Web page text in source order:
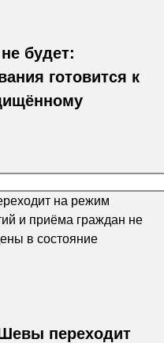
будет:
готовится к
переходит